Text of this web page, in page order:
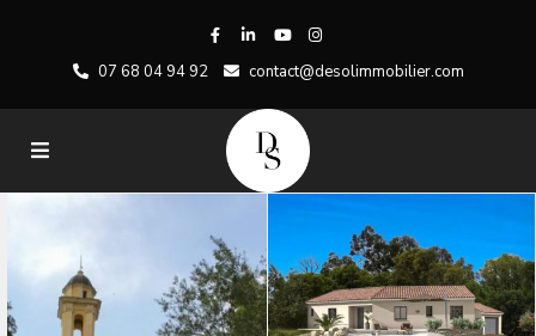
07 68 04 94 92 contact@desolimmobilier.com